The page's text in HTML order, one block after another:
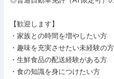
【歓迎します】
・家族との時間を増やしたい方
・趣味を充実させたい未経験の方
・生鮮食品の配送経験がある方
・食の知識を身につけたい方